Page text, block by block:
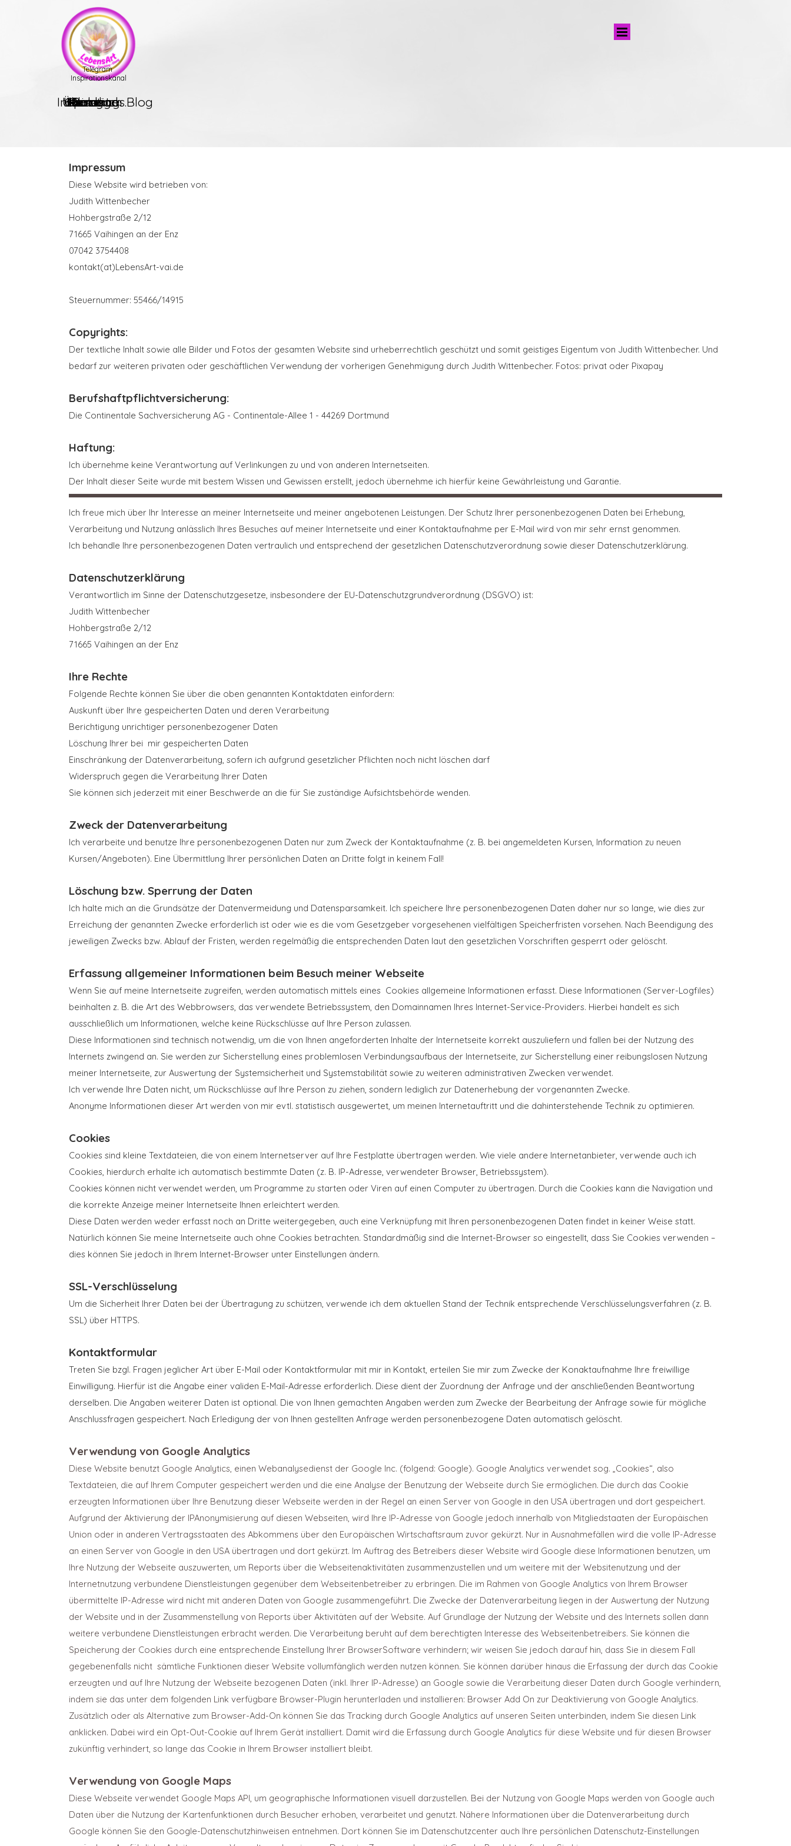
Home
Massage
Coaching
Klang
Über mich
Kontakt
Kurse
Inspirations.Blog
Telegram
Inspirationskanal
Balance
Impressum
Diese Website wird betrieben von:
Judith Wittenbecher
Hohbergstraße 2/12
71665 Vaihingen an der Enz
07042 3754408
kontakt(at)LebensArt-vai.de
Steuernummer: 55466/14915
Copyrights:
Der textliche Inhalt sowie alle Bilder und Fotos der gesamten Website sind urheberrechtlich geschützt und somit geistiges Eigentum von Judith Wittenbecher. Und
bedarf zur weiteren privaten oder geschäftlichen Verwendung der vorherigen Genehmigung durch Judith Wittenbecher. Fotos: privat oder Pixapay
Berufshaftpflichtversicherung:
Die Continentale Sachversicherung AG - Continentale-Allee 1 - 44269 Dortmund
Haftung:
Ich übernehme keine Verantwortung auf Verlinkungen zu und von anderen Internetseiten.
Der Inhalt dieser Seite wurde mit bestem Wissen und Gewissen erstellt, jedoch übernehme ich hierfür keine Gewährleistung und Garantie.
Ich freue mich über Ihr Interesse an meiner Internetseite und meiner angebotenen Leistungen. Der Schutz Ihrer personenbezogenen Daten bei Erhebung,
Verarbeitung und Nutzung anlässlich Ihres Besuches auf meiner Internetseite und einer Kontaktaufnahme per E-Mail wird von mir sehr ernst genommen.
Ich behandle Ihre personenbezogenen Daten vertraulich und entsprechend der gesetzlichen Datenschutzverordnung sowie dieser Datenschutzerklärung.
Datenschutzerklärung
Verantwortlich im Sinne der Datenschutzgesetze, insbesondere der EU-Datenschutzgrundverordnung (DSGVO) ist:
Judith Wittenbecher
Hohbergstraße 2/12
71665 Vaihingen an der Enz
Ihre Rechte
Folgende Rechte können Sie über die oben genannten Kontaktdaten einfordern:
Auskunft über Ihre gespeicherten Daten und deren Verarbeitung
Berichtigung unrichtiger personenbezogener Daten
Löschung Ihrer bei mir gespeicherten Daten
Einschränkung der Datenverarbeitung, sofern ich aufgrund gesetzlicher Pflichten noch nicht löschen darf
Widerspruch gegen die Verarbeitung Ihrer Daten
Sie können sich jederzeit mit einer Beschwerde an die für Sie zuständige Aufsichtsbehörde wenden.
Zweck der Datenverarbeitung
Ich verarbeite und benutze Ihre personenbezogenen Daten nur zum Zweck der Kontaktaufnahme (z. B. bei angemeldeten Kursen, Information zu neuen
Kursen/Angeboten). Eine Übermittlung Ihrer persönlichen Daten an Dritte folgt in keinem Fall!
Löschung bzw. Sperrung der Daten
Ich halte mich an die Grundsätze der Datenvermeidung und Datensparsamkeit. Ich speichere Ihre personenbezogenen Daten daher nur so lange, wie dies zur
Erreichung der genannten Zwecke erforderlich ist oder wie es die vom Gesetzgeber vorgesehenen vielfältigen Speicherfristen vorsehen. Nach Beendigung des
jeweiligen Zwecks bzw. Ablauf der Fristen, werden regelmäßig die entsprechenden Daten laut den gesetzlichen Vorschriften gesperrt oder gelöscht.
Erfassung allgemeiner Informationen beim Besuch meiner Webseite
Wenn Sie auf meine Internetseite zugreifen, werden automatisch mittels eines Cookies allgemeine Informationen erfasst. Diese Informationen (Server-Logfiles)
beinhalten z. B. die Art des Webbrowsers, das verwendete Betriebssystem, den Domainnamen Ihres Internet-Service-Providers. Hierbei handelt es sich
ausschließlich um Informationen, welche keine Rückschlüsse auf Ihre Person zulassen.
Diese Informationen sind technisch notwendig, um die von Ihnen angeforderten Inhalte der Internetseite korrekt auszuliefern und fallen bei der Nutzung des
Internets zwingend an. Sie werden zur Sicherstellung eines problemlosen Verbindungsaufbaus der Internetseite, zur Sicherstellung einer reibungslosen Nutzung
meiner Internetseite, zur Auswertung der Systemsicherheit und Systemstabilität sowie zu weiteren administrativen Zwecken verwendet.
Ich verwende Ihre Daten nicht, um Rückschlüsse auf Ihre Person zu ziehen, sondern lediglich zur Datenerhebung der vorgenannten Zwecke.
Anonyme Informationen dieser Art werden von mir evtl. statistisch ausgewertet, um meinen Internetauftritt und die dahinterstehende Technik zu optimieren.
Cookies
Cookies sind kleine Textdateien, die von einem Internetserver auf Ihre Festplatte übertragen werden. Wie viele andere Internetanbieter, verwende auch ich
Cookies, hierdurch erhalte ich automatisch bestimmte Daten (z. B. IP-Adresse, verwendeter Browser, Betriebssystem).
Cookies können nicht verwendet werden, um Programme zu starten oder Viren auf einen Computer zu übertragen. Durch die Cookies kann die Navigation und
die korrekte Anzeige meiner Internetseite Ihnen erleichtert werden.
Diese Daten werden weder erfasst noch an Dritte weitergegeben, auch eine Verknüpfung mit Ihren personenbezogenen Daten findet in keiner Weise statt.
Natürlich können Sie meine Internetseite auch ohne Cookies betrachten. Standardmäßig sind die Internet-Browser so eingestellt, dass Sie Cookies verwenden –
dies können Sie jedoch in Ihrem Internet-Browser unter Einstellungen ändern.
SSL-Verschlüsselung
Um die Sicherheit Ihrer Daten bei der Übertragung zu schützen, verwende ich dem aktuellen Stand der Technik entsprechende Verschlüsselungsverfahren (z. B.
SSL) über HTTPS.
Kontaktformular
Treten Sie bzgl. Fragen jeglicher Art über E-Mail oder Kontaktformular mit mir in Kontakt, erteilen Sie mir zum Zwecke der Konaktaufnahme Ihre freiwillige
Einwilligung. Hierfür ist die Angabe einer validen E-Mail-Adresse erforderlich. Diese dient der Zuordnung der Anfrage und der anschließenden Beantwortung
derselben. Die Angaben weiterer Daten ist optional. Die von Ihnen gemachten Angaben werden zum Zwecke der Bearbeitung der Anfrage sowie für mögliche
Anschlussfragen gespeichert. Nach Erledigung der von Ihnen gestellten Anfrage werden personenbezogene Daten automatisch gelöscht.
Verwendung von Google Analytics
Diese Website benutzt Google Analytics, einen Webanalysedienst der Google Inc. (folgend: Google). Google Analytics verwendet sog. „Cookies“, also
Textdateien, die auf Ihrem Computer gespeichert werden und die eine Analyse der Benutzung der Webseite durch Sie ermöglichen. Die durch das Cookie
erzeugten Informationen über Ihre Benutzung dieser Webseite werden in der Regel an einen Server von Google in den USA übertragen und dort gespeichert.
Aufgrund der Aktivierung der IPAnonymisierung auf diesen Webseiten, wird Ihre IP-Adresse von Google jedoch innerhalb von Mitgliedstaaten der Europäischen
Union oder in anderen Vertragsstaaten des Abkommens über den Europäischen Wirtschaftsraum zuvor gekürzt. Nur in Ausnahmefällen wird die volle IP-Adresse
an einen Server von Google in den USA übertragen und dort gekürzt. Im Auftrag des Betreibers dieser Website wird Google diese Informationen benutzen, um
Ihre Nutzung der Webseite auszuwerten, um Reports über die Webseitenaktivitäten zusammenzustellen und um weitere mit der Websitenutzung und der
Internetnutzung verbundene Dienstleistungen gegenüber dem Webseitenbetreiber zu erbringen. Die im Rahmen von Google Analytics von Ihrem Browser
übermittelte IP-Adresse wird nicht mit anderen Daten von Google zusammengeführt. Die Zwecke der Datenverarbeitung liegen in der Auswertung der Nutzung
der Website und in der Zusammenstellung von Reports über Aktivitäten auf der Website. Auf Grundlage der Nutzung der Website und des Internets sollen dann
weitere verbundene Dienstleistungen erbracht werden. Die Verarbeitung beruht auf dem berechtigten Interesse des Webseitenbetreibers. Sie können die
Speicherung der Cookies durch eine entsprechende Einstellung Ihrer BrowserSoftware verhindern; wir weisen Sie jedoch darauf hin, dass Sie in diesem Fall
gegebenenfalls nicht sämtliche Funktionen dieser Website vollumfänglich werden nutzen können. Sie können darüber hinaus die Erfassung der durch das Cookie
erzeugten und auf Ihre Nutzung der Webseite bezogenen Daten (inkl. Ihrer IP-Adresse) an Google sowie die Verarbeitung dieser Daten durch Google verhindern,
indem sie das unter dem folgenden Link verfügbare Browser-Plugin herunterladen und installieren: Browser Add On zur Deaktivierung von Google Analytics.
Zusätzlich oder als Alternative zum Browser-Add-On können Sie das Tracking durch Google Analytics auf unseren Seiten unterbinden, indem Sie diesen Link
anklicken. Dabei wird ein Opt-Out-Cookie auf Ihrem Gerät installiert. Damit wird die Erfassung durch Google Analytics für diese Website und für diesen Browser
zukünftig verhindert, so lange das Cookie in Ihrem Browser installiert bleibt.
Verwendung von Google Maps
Diese Webseite verwendet Google Maps API, um geographische Informationen visuell darzustellen. Bei der Nutzung von Google Maps werden von Google auch
Daten über die Nutzung der Kartenfunktionen durch Besucher erhoben, verarbeitet und genutzt. Nähere Informationen über die Datenverarbeitung durch
Google können Sie den Google-Datenschutzhinweisen entnehmen. Dort können Sie im Datenschutzcenter auch Ihre persönlichen Datenschutz-Einstellungen